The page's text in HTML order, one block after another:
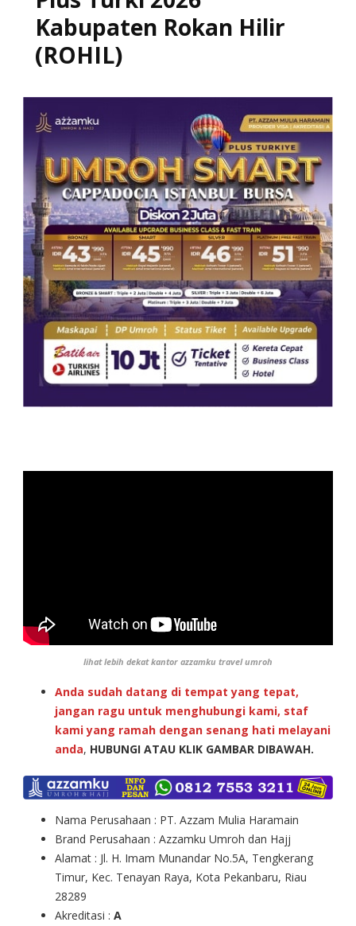
Kabupaten Rokan Hilir
(ROHIL)
lihat lebih dekat kantor azzamku travel umroh
Anda sudah datang di tempat yang tepat,
jangan ragu untuk menghubungi kami, staf
kami yang ramah dengan senang hati melayani
anda, HUBUNGI ATAU KLIK GAMBAR DIBAWAH.
Nama Perusahaan : PT. Azzam Mulia Haramain
Brand Perusahaan : Azzamku Umroh dan Hajj
Alamat : Jl. H. Imam Munandar No.5A, Tengkerang
Timur, Kec. Tenayan Raya, Kota Pekanbaru, Riau
28289
Akreditasi : A